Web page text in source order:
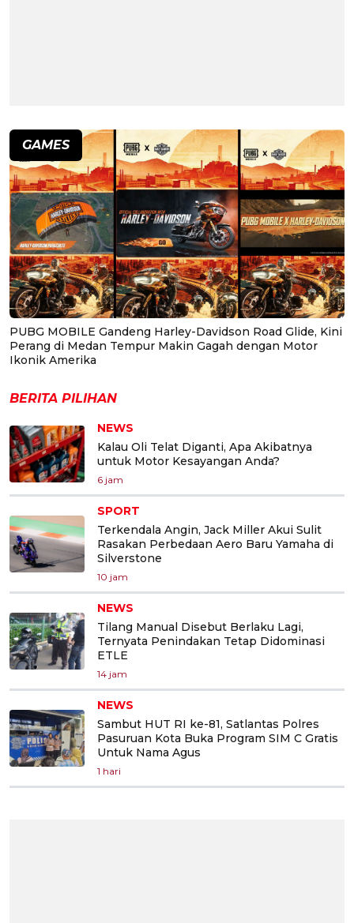
GAMES
PUBG MOBILE Gandeng Harley-Davidson Road Glide, Kini
Perang di Medan Tempur Makin Gagah dengan Motor
Ikonik Amerika
BERITA PILIHAN
NEWS
Kalau Oli Telat Diganti, Apa Akibatnya
untuk Motor Kesayangan Anda?
6 jam
SPORT
Terkendala Angin, Jack Miller Akui Sulit
Rasakan Perbedaan Aero Baru Yamaha di
Silverstone
10 jam
NEWS
Tilang Manual Disebut Berlaku Lagi,
Ternyata Penindakan Tetap Didominasi
ETLE
14 jam
NEWS
Sambut HUT RI ke-81, Satlantas Polres
Pasuruan Kota Buka Program SIM C Gratis
Untuk Nama Agus
1 hari